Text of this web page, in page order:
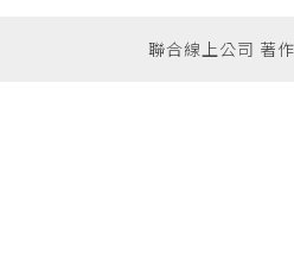
聯合線上公司 著